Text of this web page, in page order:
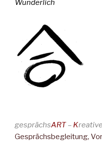
Wunderlich
gesprächsART – Kreative
Gesprächsbegleitung,